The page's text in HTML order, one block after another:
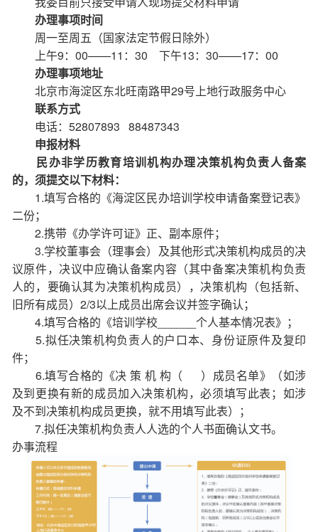
办理事项时间
周一至周五（国家法定节假日除外）
上午9：00——11：30 下午13：30——17：00
办理事项地址
北京市海淀区东北旺南路甲29号上地行政服务中心
联系方式
电话：52807893 88487343
申报材料
民办非学历教育培训机构办理决策机构负责人备案
的，须提交以下材料：
1.填写合格的《海淀区民办培训学校申请备案登记表》
二份；
2.携带《办学许可证》正、副本原件；
3.学校董事会（理事会）及其他形式决策机构成员的决
议原件，决议中应确认备案内容（其中备案决策机构负责
人的，要确认其为决策机构成员），决策机构（包括新、
旧所有成员）2/3以上成员出席会议并签字确认；
4.填写合格的《培训学校______个人基本情况表》；
5.拟任决策机构负责人的户口本、身份证原件及复印
件；
6.填写合格的《决 策 机 构（ ）成员名单》（如涉
及到更换有新的成员加入决策机构，必须填写此表；如涉
及不到决策机构成员更换，就不用填写此表）；
7.拟任决策机构负责人人选的个人书面确认文书。
办事流程